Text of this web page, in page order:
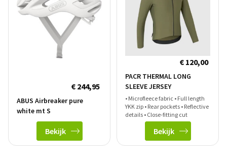
€ 244,95
ABUS Airbreaker pure
white mt S
Bekijk
€ 120,00
PACR THERMAL LONG
SLEEVE JERSEY
• Microfleece fabric • Full length
YKK zip • Rear pockets • Reflective
details • Close-fitting cut
Bekijk